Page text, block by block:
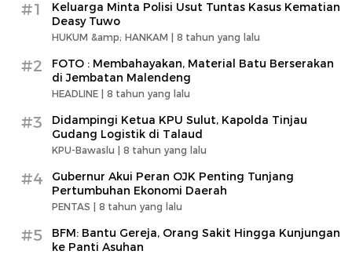
#1
Keluarga Minta Polisi Usut Tuntas Kasus Kematian
Deasy Tuwo
HUKUM &amp; HANKAM | 8 tahun yang lalu
#2
FOTO : Membahayakan, Material Batu Berserakan
di Jembatan Malendeng
HEADLINE | 8 tahun yang lalu
#3
Didampingi Ketua KPU Sulut, Kapolda Tinjau
Gudang Logistik di Talaud
KPU-Bawaslu | 8 tahun yang lalu
#4
Gubernur Akui Peran OJK Penting Tunjang
Pertumbuhan Ekonomi Daerah
PENTAS | 8 tahun yang lalu
#5
BFM: Bantu Gereja, Orang Sakit Hingga Kunjungan
ke Panti Asuhan